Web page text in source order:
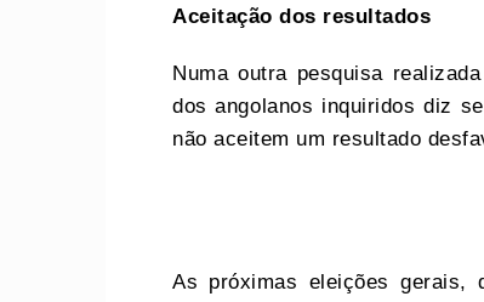
Aceitação dos resultados
Numa outra pesquisa
dos angolanos inquiridos diz
não aceitem um resultado
As próximas eleições gerais,